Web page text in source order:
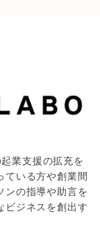
業支援の拡充を
ている方や創業間
ンの指導や助言を
ビジネスを創出す